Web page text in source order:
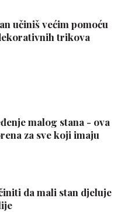
učiniš većim pomoću
trikova
malog stana - ova
za sve koji imaju
da mali stan djeluje